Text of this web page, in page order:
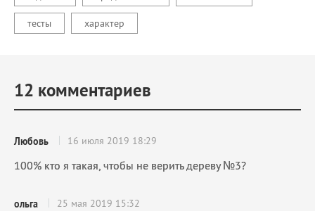
тесты характер
12 комментариев
Любовь 16 июля 2019 18:29
100% кто я такая, чтобы не верить дереву №3?
ольга 25 мая 2019 15:32